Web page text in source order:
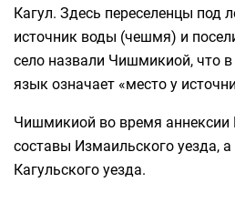
Кагул. Здесь переселенцы
источник воды (чешмя) и
село назвали Чишмикиой, что в
язык означает «место у
Чишмикиой во время аннексии
составы Измаильского уезда, а
Кагульского уезда.